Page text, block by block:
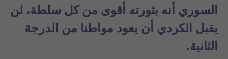
السوري أنه بثورته أقوى من كل سلطة، لن
يقبل الكردي أن يعود مواطنا من الدرجة
الثانية.